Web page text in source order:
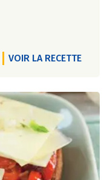
VOIR LA RECETTE